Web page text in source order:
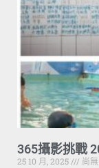
365攝影挑戰
25 10 月, 2025
尚